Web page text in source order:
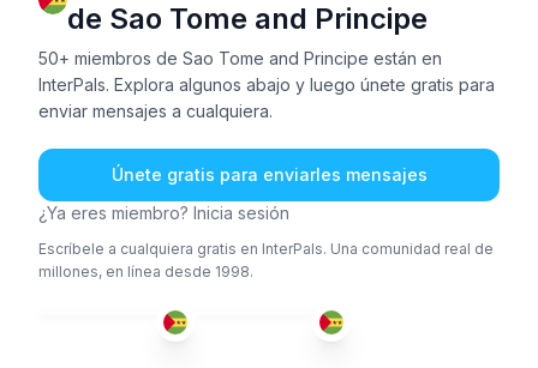
de Sao Tome and Principe
50+ miembros de Sao Tome and Principe están en
InterPals. Explora algunos abajo y luego únete gratis para
enviar mensajes a cualquiera.
Únete gratis para enviarles mensajes
¿Ya eres miembro? Inicia sesión
Escríbele a cualquiera gratis en InterPals. Una comunidad real de
millones, en línea desde 1998.
POR POR+2